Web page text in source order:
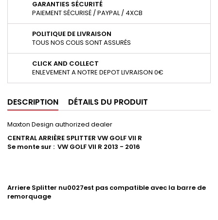
GARANTIES SÉCURITÉ
PAIEMENT SÉCURISÉ / PAYPAL / 4XCB
POLITIQUE DE LIVRAISON
TOUS NOS COLIS SONT ASSURÉS
CLICK AND COLLECT
ENLEVEMENT A NOTRE DEPOT LIVRAISON 0€
DESCRIPTION DÉTAILS DU PRODUIT
Maxton Design authorized dealer
CENTRAL ARRIÈRE SPLITTER VW GOLF VII R
Se monte sur : VW GOLF VII R 2013 - 2016
Arriere Splitter nu0027est pas compatible avec la barre de
remorquage